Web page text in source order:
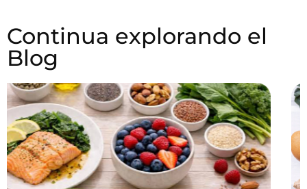
Continua explorando el
Blog